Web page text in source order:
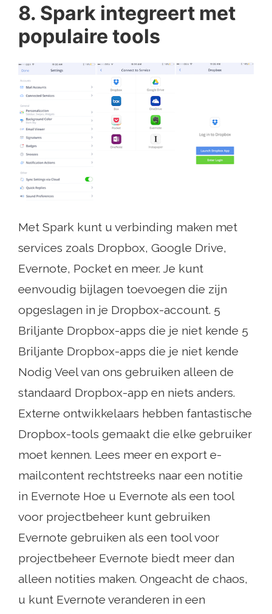
8. Spark integreert met
populaire tools
Met Spark kunt u verbinding maken met
services zoals Dropbox, Google Drive,
Evernote, Pocket en meer. Je kunt
eenvoudig bijlagen toevoegen die zijn
opgeslagen in je Dropbox-account. 5
Briljante Dropbox-apps die je niet kende 5
Briljante Dropbox-apps die je niet kende
Nodig Veel van ons gebruiken alleen de
standaard Dropbox-app en niets anders.
Externe ontwikkelaars hebben fantastische
Dropbox-tools gemaakt die elke gebruiker
moet kennen. Lees meer en export e-
mailcontent rechtstreeks naar een notitie
in Evernote Hoe u Evernote als een tool
voor projectbeheer kunt gebruiken
Evernote gebruiken als een tool voor
projectbeheer Evernote biedt meer dan
alleen notities maken. Ongeacht de chaos,
u kunt Evernote veranderen in een